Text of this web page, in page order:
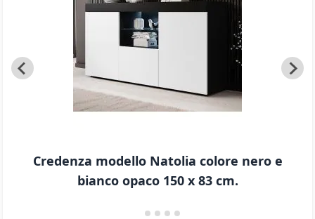
Credenza modello Natolia colore nero e
bianco opaco 150 x 83 cm.